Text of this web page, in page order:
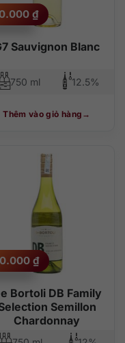
Sauvignon Blanc
₫
750 ml 12.5%
Thêm vào giỏ hàng
Bortoli DB Family
Semillon
Chardonnay
₫